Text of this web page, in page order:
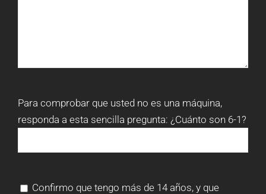
Para comprobar que usted no es una máquina,
responda a esta sencilla pregunta: ¿Cuánto son 6-1?
Confirmo que tengo más de 14 años, y que